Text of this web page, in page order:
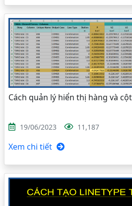
Cách quản lý hiển thị hàng và
19/06/2023 11,187
Xem chi tiết